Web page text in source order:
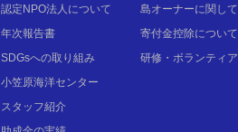
認定NPO法人について
年次報告書
SDGsへの取り組み
小笠原海洋センター
スタッフ紹介
島オーナーに関して
寄付金控除について
研修・ボランティア